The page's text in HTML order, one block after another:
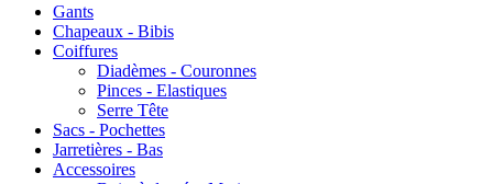
Gants
Chapeaux - Bibis
Coiffures
Diadèmes - Couronnes
Pinces - Elastiques
Serre Tête
Sacs - Pochettes
Jarretières - Bas
Accessoires